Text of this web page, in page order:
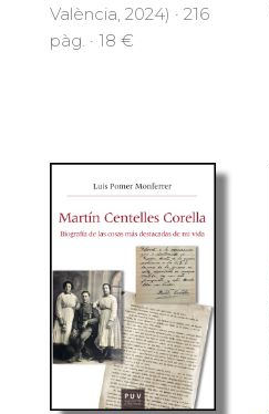
València, 2024) · 216
pàg. · 18 €